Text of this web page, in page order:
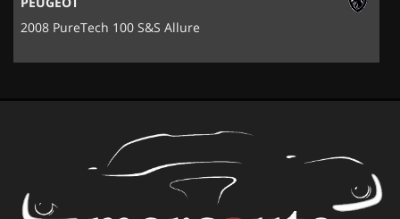
2008 PureTech 100 S&S Allure